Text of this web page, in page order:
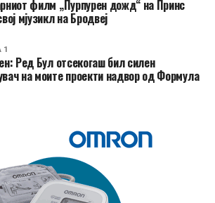
филм „Пурпурен дожд“ на Принс
мјузикл на Бродвеј
1
Ред Бул отсекогаш бил силен
на моите проекти надвор од Формула